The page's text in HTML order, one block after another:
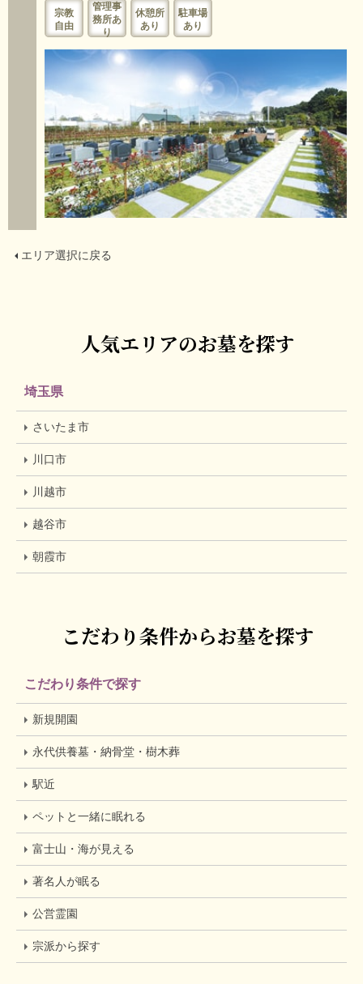
宗教
自由
管理事
務所あ
り
休憩所
あり
駐車場
あり
エリア選択に戻る
人気エリアのお墓を探す
埼玉県
さいたま市
川口市
川越市
越谷市
朝霞市
こだわり条件からお墓を探す
こだわり条件で探す
新規開園
永代供養墓・納骨堂・樹木葬
駅近
ペットと一緒に眠れる
富士山・海が見える
著名人が眠る
公営霊園
宗派から探す